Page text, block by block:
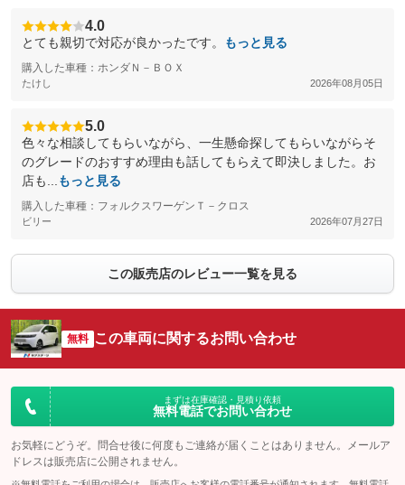
4.0
とても親切で対応が良かったです。 もっと見る
購入した車種：ホンダＮ－ＢＯＸ
たけし 2026年08月05日
5.0
色々な相談してもらいながら、一生懸命探してもらいながらそ
のグレードのおすすめ理由も話してもらえて即決しました。お
店も...
もっと見る
購入した車種：フォルクスワーゲンＴ－クロス
ビリー 2026年07月27日
この販売店のレビュー一覧を見る
無料 この車両に関するお問い合わせ
まずは在庫確認・見積り依頼
無料電話でお問い合わせ
お気軽にどうぞ。問合せ後に何度もご連絡が届くことはありません。メールア
ドレスは販売店に公開されません。